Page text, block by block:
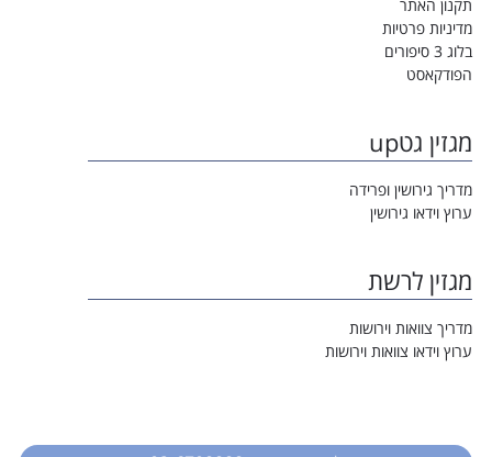
תקנון האתר
מדיניות פרטיות
בלוג 3 סיפורים
הפודקאסט
מגזין גטup
מדריך גירושין ופרידה
ערוץ וידאו גירושין
מגזין לרשת
מדריך צוואות וירושות
ערוץ וידאו צוואות וירושות